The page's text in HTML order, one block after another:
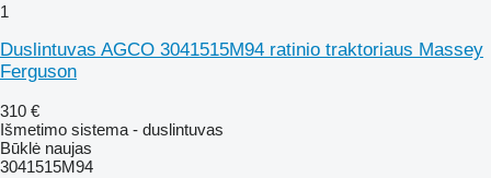
1
Duslintuvas AGCO 3041515M94 ratinio traktoriaus Massey
Ferguson
310 €
Išmetimo sistema - duslintuvas
Būklė naujas
3041515M94